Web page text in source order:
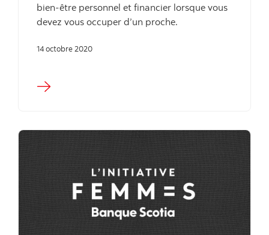
bien-être personnel et financier lorsque vous
devez vous occuper d’un proche.
14 octobre 2020